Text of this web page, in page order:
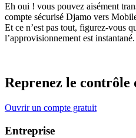
Eh oui ! vous pouvez aisément
compte sécurisé Djamo vers
Et ce n’est pas tout, figurez-vous
l’approvisionnement est
Reprenez le contrôle
Ouvrir un compte gratuit
Entreprise